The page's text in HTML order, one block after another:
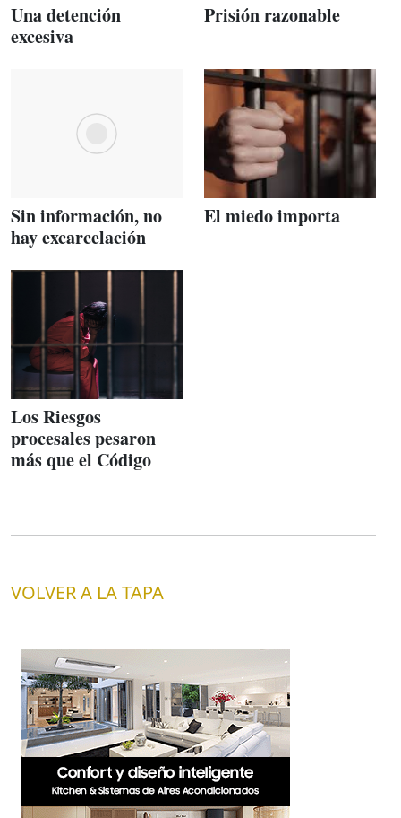
Una detención
excesiva
Prisión razonable
Sin información, no
hay excarcelación
El miedo importa
Los Riesgos
procesales pesaron
más que el Código
VOLVER A LA TAPA